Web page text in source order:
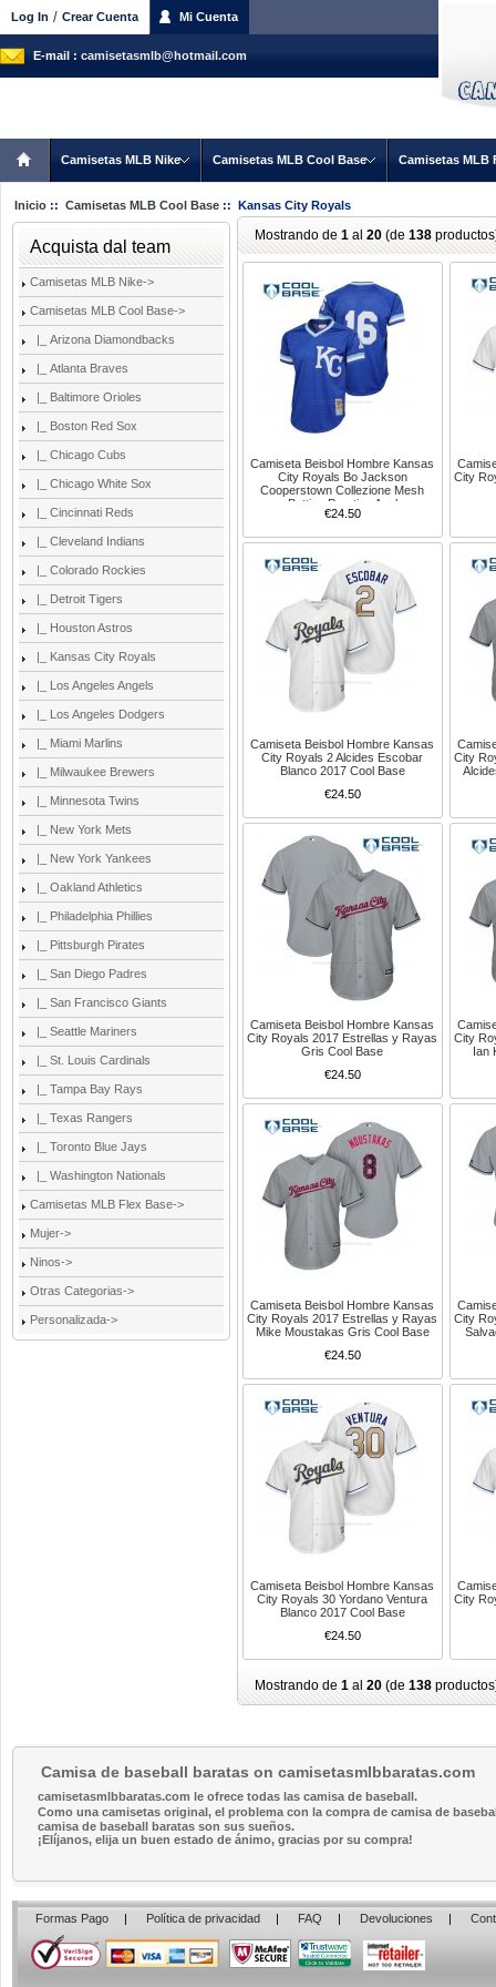
Log In / Crear Cuenta Mi Cuenta
E-mail : camisetasmlb@hotmail.com
Camisetas MLB Nike Camisetas MLB Cool Base Camisetas MLB
Inicio :: Camisetas MLB Cool Base :: Kansas City Royals
Acquista dal team
Camisetas MLB Nike->
Camisetas MLB Cool Base->
|_ Arizona Diamondbacks
|_ Atlanta Braves
|_ Baltimore Orioles
|_ Boston Red Sox
|_ Chicago Cubs
|_ Chicago White Sox
|_ Cincinnati Reds
|_ Cleveland Indians
|_ Colorado Rockies
|_ Detroit Tigers
|_ Houston Astros
|_ Kansas City Royals
|_ Los Angeles Angels
|_ Los Angeles Dodgers
|_ Miami Marlins
|_ Milwaukee Brewers
|_ Minnesota Twins
|_ New York Mets
|_ New York Yankees
|_ Oakland Athletics
|_ Philadelphia Phillies
|_ Pittsburgh Pirates
|_ San Diego Padres
|_ San Francisco Giants
|_ Seattle Mariners
|_ St. Louis Cardinals
|_ Tampa Bay Rays
|_ Texas Rangers
|_ Toronto Blue Jays
|_ Washington Nationals
Camisetas MLB Flex Base->
Mujer->
Ninos->
Otras Categorias->
Personalizada->
Mostrando de 1 al 20 (de 138
Camiseta Beisbol Hombre Kansas
City Royals Bo Jackson
Cooperstown Collezione Mesh
Batting Practice Azul
€24.50
City
Camiseta Beisbol Hombre Kansas
City Royals 2 Alcides Escobar
Blanco 2017 Cool Base
€24.50
City
Camiseta Beisbol Hombre Kansas
City Royals 2017 Estrellas y Rayas
Gris Cool Base
€24.50
City
Ian
Camiseta Beisbol Hombre Kansas
City Royals 2017 Estrellas y Rayas
Mike Moustakas Gris Cool Base
€24.50
City
Camiseta Beisbol Hombre Kansas
City Royals 30 Yordano Ventura
Blanco 2017 Cool Base
€24.50
City
Mostrando de 1 al 20 (de 138
Camisa de baseball baratas on camisetasmlbbaratas.com
camisetasmlbbaratas.com le ofrece todas las camisa de baseball.
Como una camisetas original, el problema con la compra de camisa de
camisa de baseball baratas son sus sueños.
¡Elíjanos, elija un buen estado de ánimo, gracias por su compra!
Formas Pago | Política de privacidad | FAQ | Devoluciones |